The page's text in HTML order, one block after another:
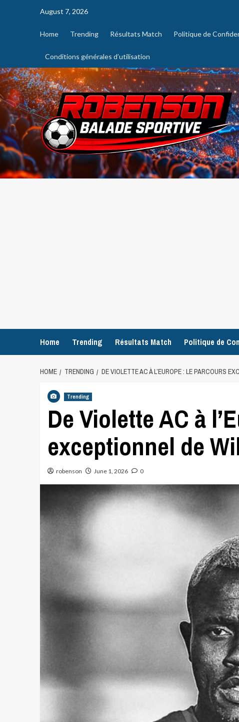
August 7, 2026
Home Trending Résultats Match Politique de
Conditions générales d’utilisation
Home Trending Résultats Match Politique de
HOME TRENDING DE VIOLETTE AC À L’EUROPE : LE PARCOURS
Trending
De Violette AC à
exceptionnel de
robenson June 1, 2026 0